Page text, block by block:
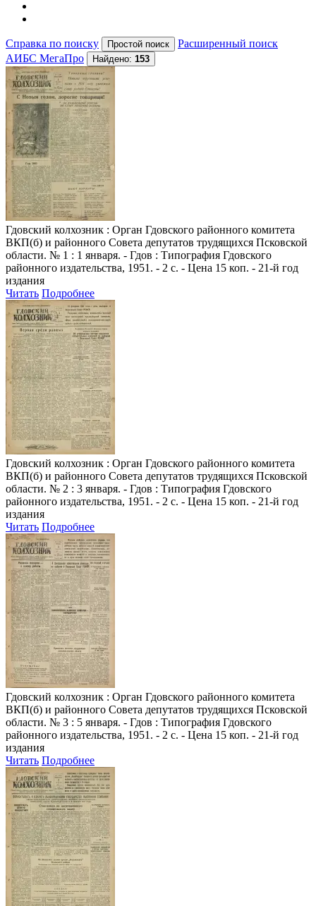
Справка по поиску
Расширенный поиск
АИБС МегаПро
Найдено: 153
Гдовский колхозник : Орган Гдовского районного комитета
ВКП(б) и районного Совета депутатов трудящихся Псковской
области. № 1 : 1 января. - Гдов : Типография Гдовского
районного издательства, 1951. - 2 с. - Цена 15 коп. - 21-й год
издания
Читать Подробнее
Гдовский колхозник : Орган Гдовского районного комитета
ВКП(б) и районного Совета депутатов трудящихся Псковской
области. № 2 : 3 января. - Гдов : Типография Гдовского
районного издательства, 1951. - 2 с. - Цена 15 коп. - 21-й год
издания
Читать Подробнее
Гдовский колхозник : Орган Гдовского районного комитета
ВКП(б) и районного Совета депутатов трудящихся Псковской
области. № 3 : 5 января. - Гдов : Типография Гдовского
районного издательства, 1951. - 2 с. - Цена 15 коп. - 21-й год
издания
Читать Подробнее